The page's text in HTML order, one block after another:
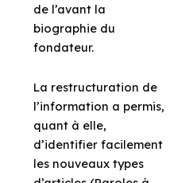
de l’avant la
biographie du
fondateur.
La restructuration de
l’information a permis,
quant à elle,
d’identifier facilement
les nouveaux types